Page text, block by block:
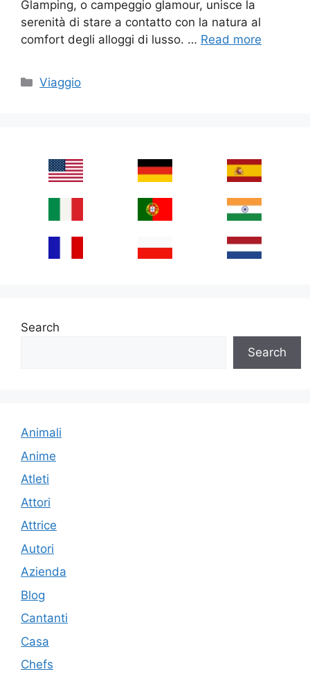
Glamping, o campeggio glamour, unisce la
serenità di stare a contatto con la natura al
comfort degli alloggi di lusso. … Read more
Categories
Viaggio
Search
Search
Animali
Anime
Atleti
Attori
Attrice
Autori
Azienda
Blog
Cantanti
Casa
Chefs